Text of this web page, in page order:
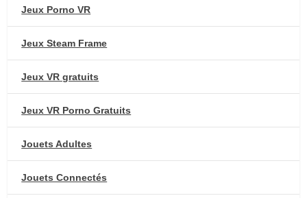
Jeux Porno VR
Jeux Steam Frame
Jeux VR gratuits
Jeux VR Porno Gratuits
Jouets Adultes
Jouets Connectés